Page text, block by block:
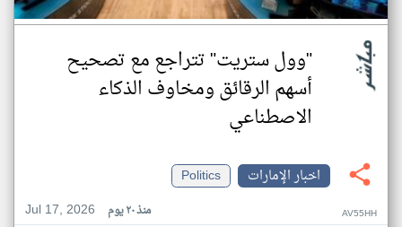
"وول ستريت" تتراجع مع تصحيح
أسهم الرقائق ومخاوف الذكاء
الاصطناعي
اخبار الإمارات
Politics
Jul 17, 2026
منذ ٢٠ يوم AV55HH